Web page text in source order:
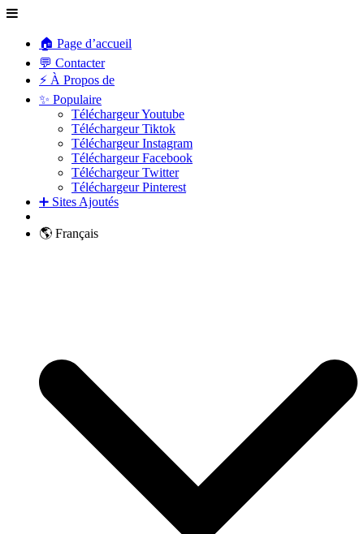
🏠 Page d’accueil
💬 Contacter
⚡ À Propos de
✨ Populaire
Téléchargeur Youtube
Téléchargeur Tiktok
Téléchargeur Instagram
Téléchargeur Facebook
Téléchargeur Twitter
Téléchargeur Pinterest
➕ Sites Ajoutés
🌎 Français